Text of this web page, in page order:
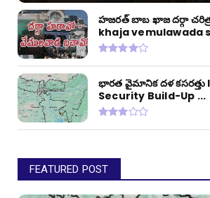
హజరత్ బాబ ఖాజ దర్గా
khaja vemulawada
భారత వైమానిక దళ కసరత్తు
Security Build-Up ...
FEATURED POST